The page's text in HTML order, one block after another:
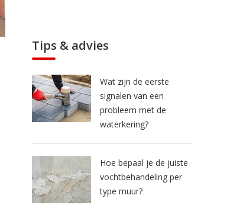
Tips & advies
Wat zijn de eerste
signalen van een
probleem met de
waterkering?
Hoe bepaal je de juiste
vochtbehandeling per
type muur?